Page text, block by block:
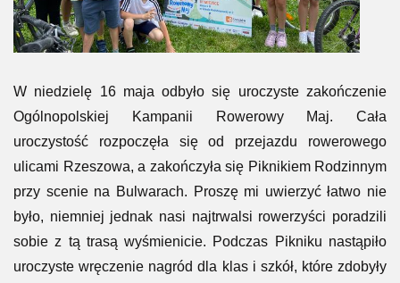
W niedzielę 16 maja odbyło się uroczyste zakończenie
Ogólnopolskiej Kampanii Rowerowy Maj. Cała
uroczystość rozpoczęła się od przejazdu rowerowego
ulicami Rzeszowa, a zakończyła się Piknikiem Rodzinnym
przy scenie na Bulwarach. Proszę mi uwierzyć łatwo nie
było, niemniej jednak nasi najtrwalsi rowerzyści poradzili
sobie z tą trasą wyśmienicie. Podczas Pikniku nastąpiło
uroczyste wręczenie nagród dla klas i szkół, które zdobyły